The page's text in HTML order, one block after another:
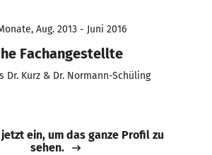
Aug. 2013 - Juni 2016
Fachangestellte
Dr. Kurz & Dr. Normann-Schüling
jetzt ein, um das ganze Profil zu
sehen.